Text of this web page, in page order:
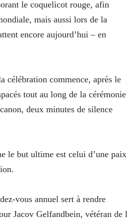
le coquelicot rouge, afin
mais aussi lors de la
encore aujourd’hui – en
célébration commence, après le
tout au long de la cérémonie
deux minutes de silence
le but ultime est celui d’une paix
vous annuel sert à rendre
Jacov Gelfandbein, vétéran de